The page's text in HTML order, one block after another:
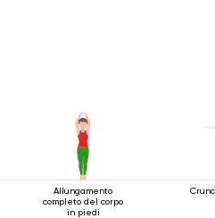
Allungamento
completo del corpo
in piedi